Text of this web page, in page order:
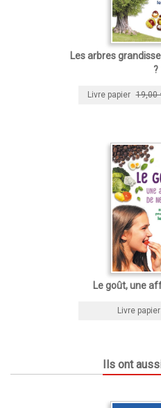
Les arbres
?
Livre papier 19,00
Le goût, une
Livre papier
Ils ont